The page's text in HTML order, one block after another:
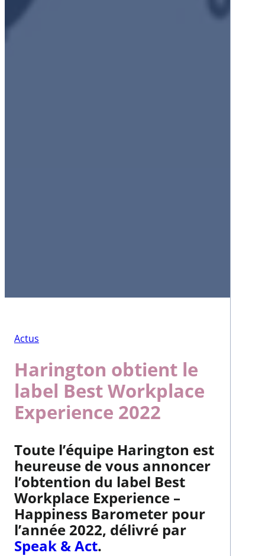
Actus
Harington obtient le
label Best Workplace
Experience 2022
Toute l’équipe Harington est
heureuse de vous annoncer
l’obtention du label Best
Workplace Experience –
Happiness Barometer pour
l’année 2022, délivré par
Speak & Act.